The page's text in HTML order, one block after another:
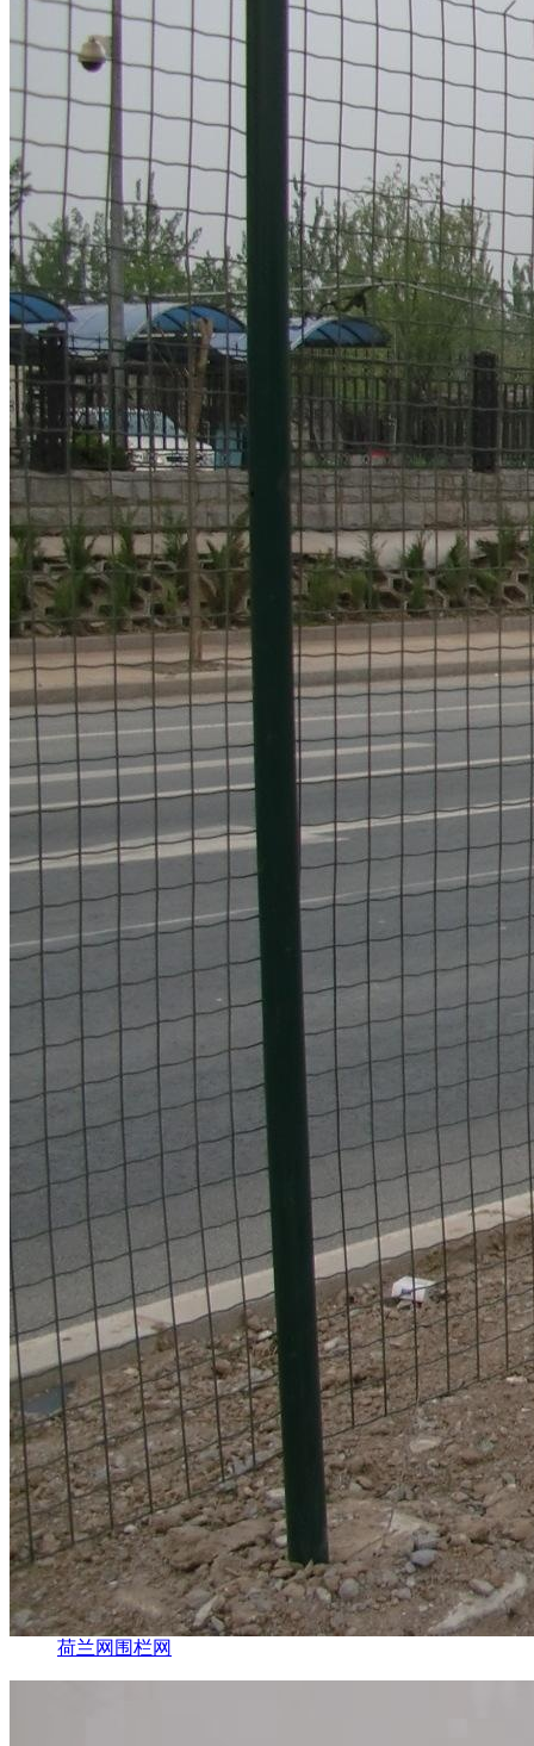
荷兰网围栏网